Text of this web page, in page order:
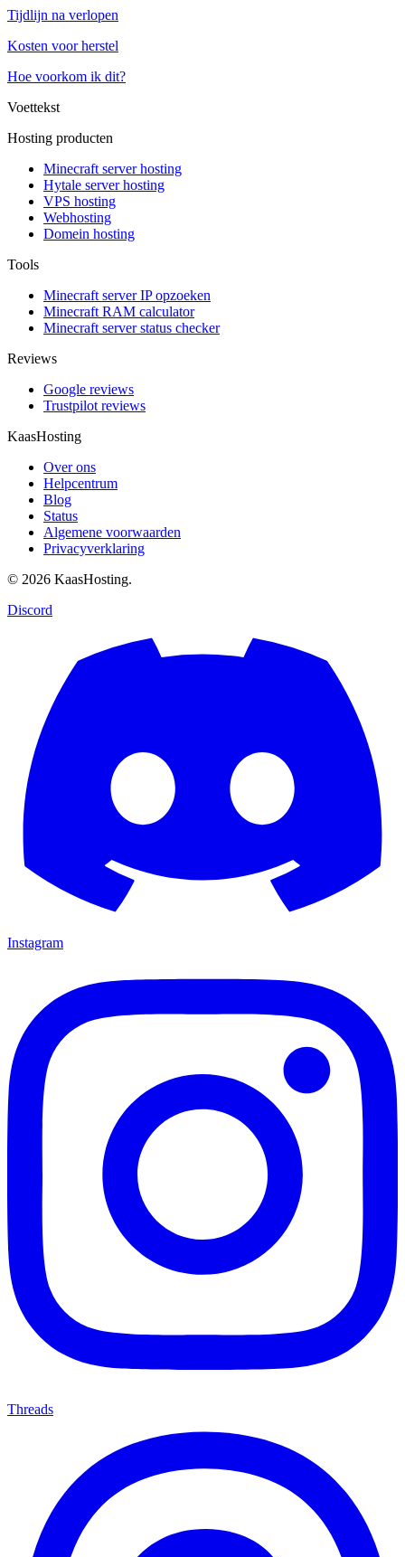
Tijdlijn na verlopen
Kosten voor herstel
Hoe voorkom ik dit?
Voettekst
Hosting producten
Minecraft server hosting
Hytale server hosting
VPS hosting
Webhosting
Domein hosting
Tools
Minecraft server IP opzoeken
Minecraft RAM calculator
Minecraft server status checker
Reviews
Google reviews
Trustpilot reviews
KaasHosting
Over ons
Helpcentrum
Blog
Status
Algemene voorwaarden
Privacyverklaring
© 2026 KaasHosting.
Discord
Instagram
Threads